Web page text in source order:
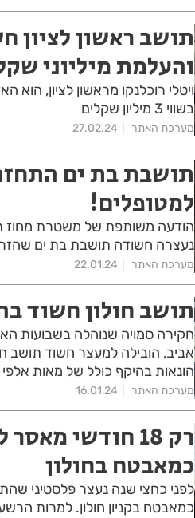
תושב ראשון לציון
והעלמת מיליוני
ויטלי רוכלנקו מראשון לציון,
בשווי 3 מיליון שקלים
מערכת האתר 27.02.24
תושבת בת ים
למטופלים!
הודעה משותפת של משטרת מחוז
נעצרה חשודה תושבת בת ים
מערכת האתר 22.01.24
תושב חולון חשוד
חקירה סמויה שנוהלה בשבועות
אביב, הובילה למעצר חשוד תושב
הונאות בהיקף כולל של מאות
מערכת האתר 16.01.24
רק 18 חודשי
כמאבטח בחולון
לפני כחצי שנה נעצר פלסטיני
כמאבטח בקניון חולון. למרות